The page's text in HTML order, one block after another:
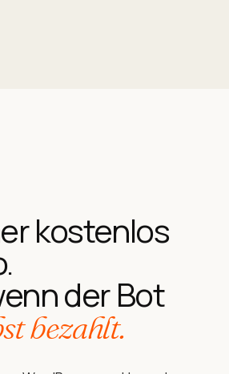
kostenlos
der Bot
bezahlt.